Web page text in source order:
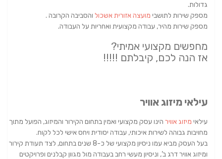
גדולות.
מספק שירות לתושבי מועצה אזורית אשכול והסביבה הקרובה .
מספק שירות מהיר, עבודה מקצועית ואחריות על העבודה.
מחפשים מקצועי אמיתי?
אז הנה לכם, קיבלתם !!!!!
עילאי מיזוג אוויר
עילאי מיזוג אוויר הינו עסק מקצועי ואמין בתחום הקירור והמיזוג, הפועל מתוך
מחויבות גבוהה לשירות איכותי, עבודה יסודית ויחס אישי לכל לקוח.
בעל העסק מביא עמו ניסיון מקצועי של כ-8 שנים בתחום, לצד תעודת קירור
ומיזוג אוויר דרג ב’, וניסיון מעשי רחב בעבודה מול מגוון קבלנים ופרויקטים